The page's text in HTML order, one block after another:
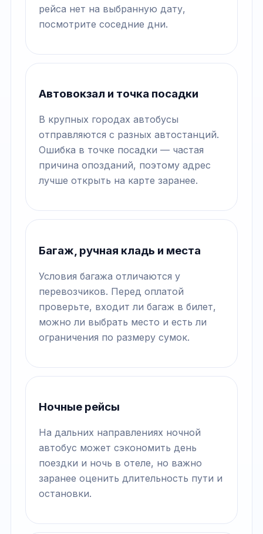
рейса нет на выбранную дату,
посмотрите соседние дни.
Автовокзал и точка посадки
В крупных городах автобусы
отправляются с разных автостанций.
Ошибка в точке посадки — частая
причина опозданий, поэтому адрес
лучше открыть на карте заранее.
Багаж, ручная кладь и места
Условия багажа отличаются у
перевозчиков. Перед оплатой
проверьте, входит ли багаж в билет,
можно ли выбрать место и есть ли
ограничения по размеру сумок.
Ночные рейсы
На дальних направлениях ночной
автобус может сэкономить день
поездки и ночь в отеле, но важно
заранее оценить длительность пути и
остановки.